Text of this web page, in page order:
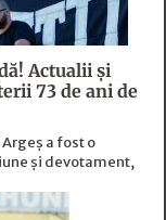
Actualii şi
73 de ani de
a fost o
și devotament,